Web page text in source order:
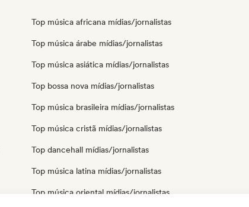
Top música africana mídias/jornalistas
Top música árabe mídias/jornalistas
Top música asiática mídias/jornalistas
Top bossa nova mídias/jornalistas
Top música brasileira mídias/jornalistas
Top música cristã mídias/jornalistas
Top dancehall mídias/jornalistas
Top música latina mídias/jornalistas
Top música oriental mídias/jornalistas